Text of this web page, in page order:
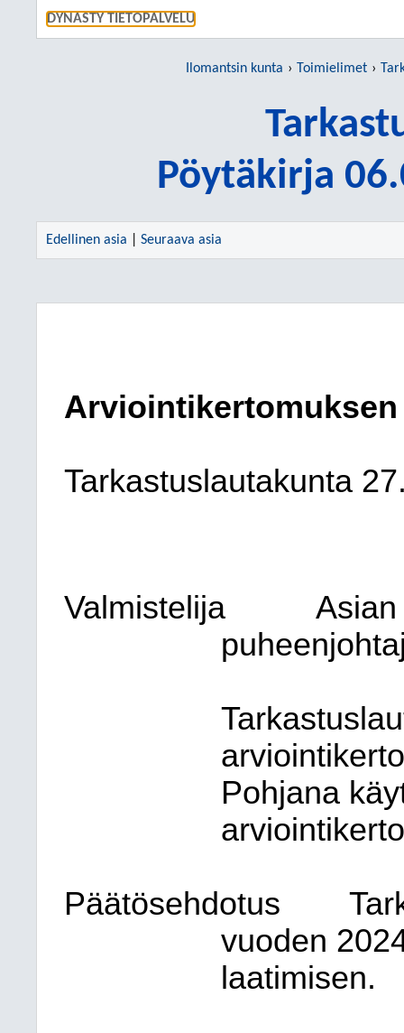
DYNASTY TIETOPALVELU
Ilomantsin kunta Toimielimet
Pöytäkirja
Edellinen asia Seuraava asia
Tarkastuslautakunta
Valmistelija
Pohjana
Päätösehdotus
vuoden
laatimisen.